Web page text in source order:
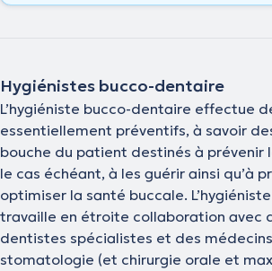
Hygiénistes bucco-dentaire
L’hygiéniste bucco-dentaire effectue
essentiellement préventifs, à savoir
bouche du patient destinés à prévenir
le cas échéant, à les guérir ainsi qu’à
optimiser la santé buccale.
travaille en étroite collaboration avec
dentistes spécialistes et des
stomatologie (et chirurgie orale et